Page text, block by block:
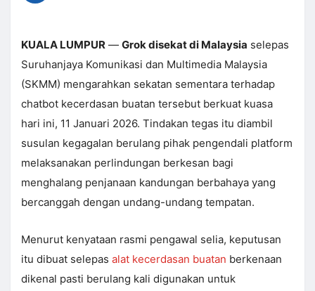
KUALA LUMPUR — Grok disekat di Malaysia selepas
Suruhanjaya Komunikasi dan Multimedia Malaysia
(SKMM) mengarahkan sekatan sementara terhadap
chatbot kecerdasan buatan tersebut berkuat kuasa
hari ini, 11 Januari 2026. Tindakan tegas itu diambil
susulan kegagalan berulang pihak pengendali platform
melaksanakan perlindungan berkesan bagi
menghalang penjanaan kandungan berbahaya yang
bercanggah dengan undang-undang tempatan.
Menurut kenyataan rasmi pengawal selia, keputusan
itu dibuat selepas alat kecerdasan buatan berkenaan
dikenal pasti berulang kali digunakan untuk